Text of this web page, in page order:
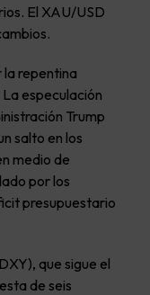
El XAU/USD
la repentina
especulación
Trump
salto en los
medio de
por los
presupuestario
que sigue el
de seis